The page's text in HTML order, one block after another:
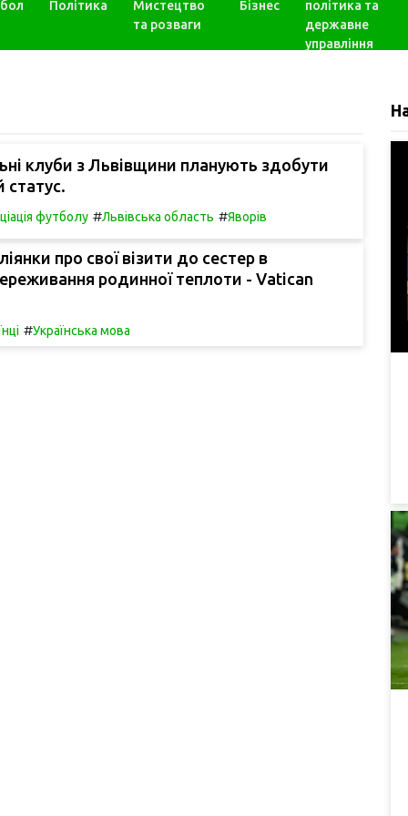
Політика
Мистецтво
та розваги
Бізнес
політика та
державне
управління
клуби з Львівщини планують здобути
статус.
футболу #Львівська область #Яворів
про свої візити до сестер в
родинної теплоти - Vatican
#Українська мова